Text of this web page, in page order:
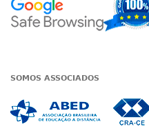
SOMOS ASSOCIADOS